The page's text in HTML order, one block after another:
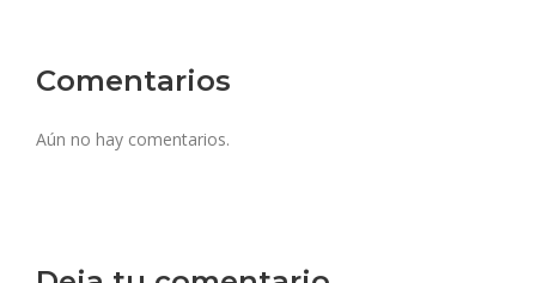
Comentarios
Aún no hay comentarios.